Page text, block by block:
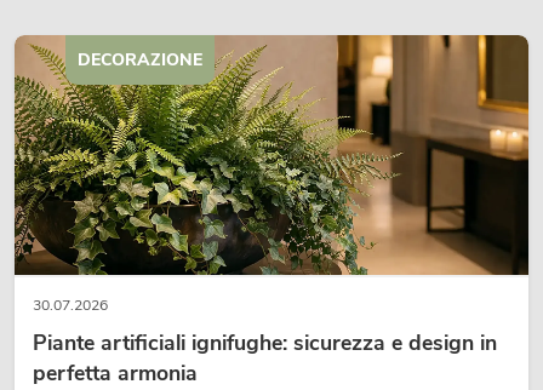
30.07.2026
Piante artificiali ignifughe: sicurezza e design in
perfetta armonia
DECORAZIONE